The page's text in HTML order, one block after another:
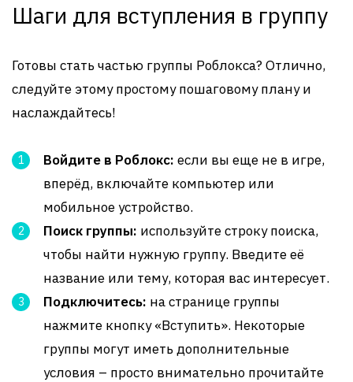
Шаги для вступления в группу
Готовы стать частью группы Роблокса? Отлично,
следуйте этому простому пошаговому плану и
наслаждайтесь!
Войдите в Роблокс: если вы еще не в игре,
вперёд, включайте компьютер или
мобильное устройство.
Поиск группы: используйте строку поиска,
чтобы найти нужную группу. Введите её
название или тему, которая вас интересует.
Подключитесь: на странице группы
нажмите кнопку «Вступить». Некоторые
группы могут иметь дополнительные
условия – просто внимательно прочитайте